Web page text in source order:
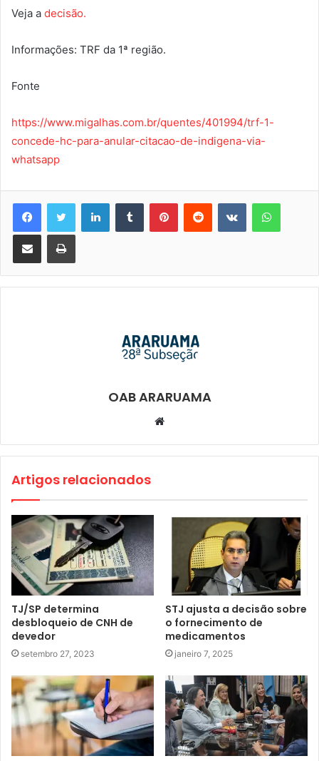
Veja a decisão.
Informações: TRF da 1ª região.
Fonte
https://www.migalhas.com.br/quentes/401994/trf-1-
concede-hc-para-anular-citacao-de-indigena-via-
whatsapp
LinkedinTumblr PinterestReddit VK
Compartilhar via e-mail Imprimir
OAB ARARUAMA
Website
Artigos relacionados
TJ/SP determina
desbloqueio de CNH de
devedor
setembro 27, 2023
STJ ajusta a decisão sobre
o fornecimento de
medicamentos
janeiro 7, 2025